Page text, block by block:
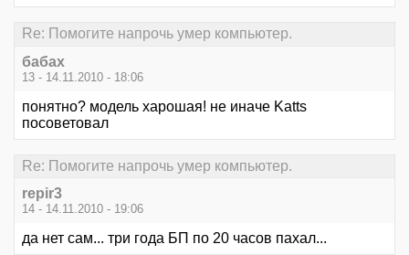
Re: Помогите напрочь умер компьютер.
бабах
13 - 14.11.2010 - 18:06
понятно? модель харошая! не иначе Katts
посоветовал
Re: Помогите напрочь умер компьютер.
repir3
14 - 14.11.2010 - 19:06
да нет сам... три года БП по 20 часов пахал...